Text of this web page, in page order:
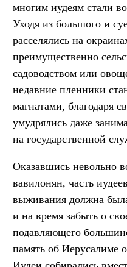
многим иудеям стали
Уходя из большого и
расселялись на
преимущественно
садоводством или
недавние пленники
магнатами, благодаря
умудрялись даже
на государственной
Оказавшись невольно
вавилонян, часть
выживания должна
и на время забыть о
подавляющего
память об Иерусалиме